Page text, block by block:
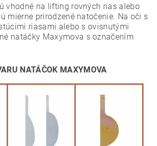
vhodné na lifting rovných rias alebo
mierne prirodzené natočenie. Na oči s
riasami alebo s ovisnutými
natáčky Maxymova s označením
NATÁČOK MAXYMOVA